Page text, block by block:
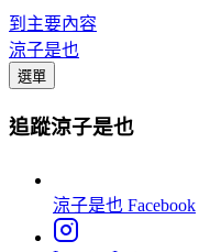
到主要內容
涼子是也
選單
追蹤涼子是也
涼子是也 Facebook